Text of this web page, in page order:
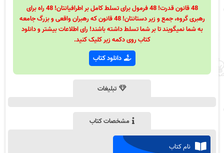
48 قانون قدرت! 48 فرمول برای تسلط کامل بر اطرافیانتان! 48 راه برای
رهبری گروه، جمع و زیر دستانتان! 48 قانون که رهبران واقعی و بزرگ جامعه
به شما نمیگویند تا بر شما تسلط داشته باشند! رای اطلاعات بیشتر و دانلود
کتاب روی دکمه زیر کلیک کنید.
دانلود کتاب
تبلیغات
مشخصات کتاب
نام کتاب